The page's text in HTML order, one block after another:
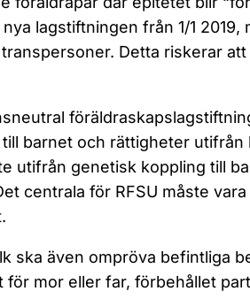
lagstiftningen från 1/1 2019,
Detta riskerar att
barnet och rättigheter utifrån
utifrån genetisk koppling till
centrala för RFSU måste
ska även ompröva befintliga
mor eller far, förbehållet